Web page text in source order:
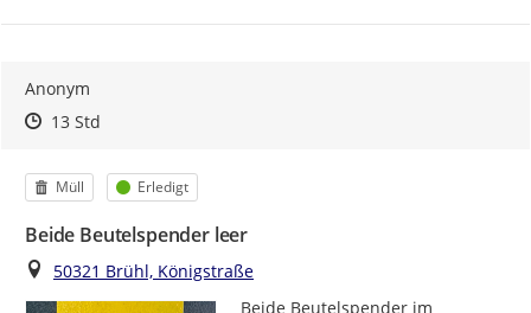
Anonym
Zeitpunkt des Erstellens
Zeitpunkt des Erstellens
13 StdZur Äußerung
Kategorie
Müll Status
Erledigt
Beide Beutelspender leer
Ort
50321 Brühl, Königstraße
Beide Beutelspender im